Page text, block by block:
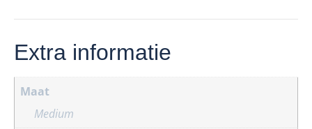
Extra informatie
Maat
Medium